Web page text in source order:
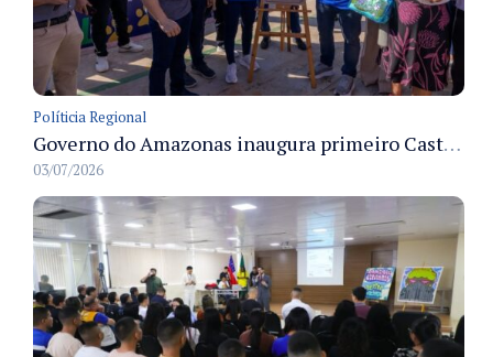
Políticia Regional
Governo do Amazonas inaugura primeiro Castramóvel Fluvial para atendimento veterinário às comunidades ribeirinhas e castração gratuita
03/07/2026